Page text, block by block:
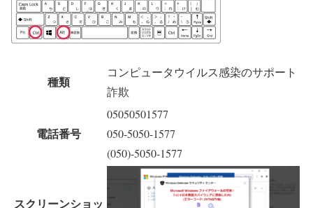
種類
コンピュータウイルス感染のサポート
詐欺
電話番号
05050501577
050-5050-1577
(050)-5050-1577
スクリーンショッ